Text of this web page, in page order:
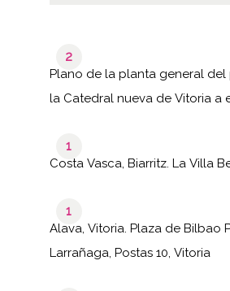
2
Plano de la planta general
la Catedral nueva de Vitoria a
1
Costa Vasca, Biarritz. La
1
Alava, Vitoria. Plaza de Bilbao Pio Luis
Larrañaga, Postas 10, Vitoria